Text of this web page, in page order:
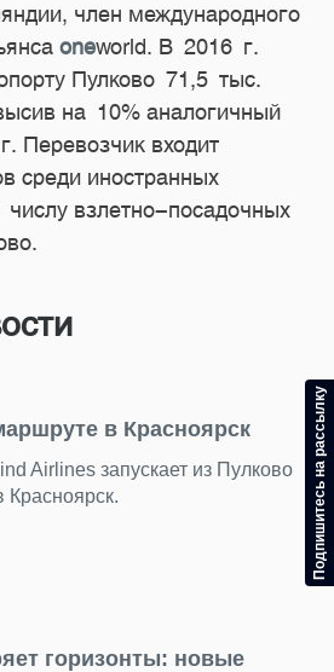
член международного
oneworld. В 2016 г.
Пулково 71,5 тыс.
на 10% аналогичный
Перевозчик входит
среди иностранных
взлетно-посадочных
в Красноярск
Airlines запускает из Пулково
Красноярск.
горизонты: новые
Подпишитесь на рассылку